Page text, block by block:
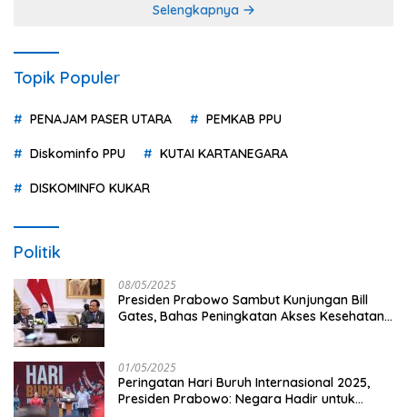
Selengkapnya
Topik Populer
PENAJAM PASER UTARA PEMKAB PPU
Diskominfo PPU KUTAI KARTANEGARA
DISKOMINFO KUKAR
Politik
08/05/2025
Presiden Prabowo Sambut Kunjungan Bill
Gates, Bahas Peningkatan Akses Kesehatan
01/05/2025
Peringatan Hari Buruh Internasional 2025,
Presiden Prabowo: Negara Hadir untuk